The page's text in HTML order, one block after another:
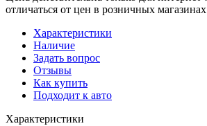
отличаться от цен в розничных магазинах
Характеристики
Наличие
Задать вопрос
Отзывы
Как купить
Подходит к авто
Характеристики